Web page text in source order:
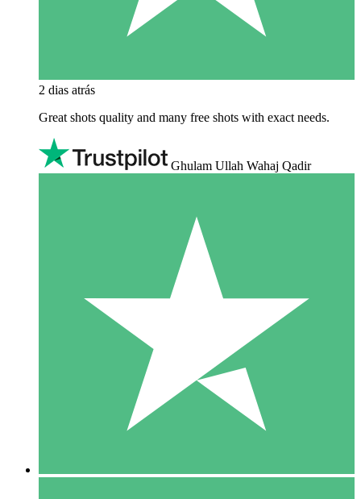
2 dias atrás
Great shots quality and many free shots with exact needs.
Ghulam Ullah Wahaj Qadir